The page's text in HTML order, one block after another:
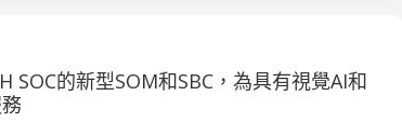
SOC的新型SOM和SBC，為具有視覺AI和